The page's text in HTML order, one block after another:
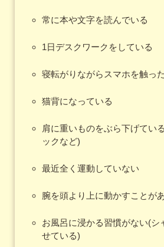
常に本や文字を読んでいる
1日デスクワークをしている
寝転がりながらスマホを触っ
猫背になっている
肩に重いものをぶら下げてい
ックなど)
最近全く運動していない
腕を頭より上に動かすことが
お風呂に浸かる習慣がない(シ
せている)